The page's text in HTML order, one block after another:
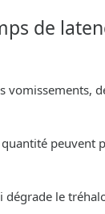
de
vomissements,
le